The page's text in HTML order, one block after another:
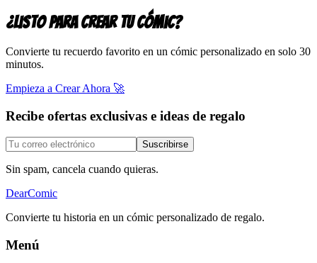
¿Listo Para Crear Tu Cómic?
Convierte tu recuerdo favorito en un cómic personalizado en solo 30
minutos.
Empieza a Crear Ahora 🚀
Recibe ofertas exclusivas e ideas de regalo
Suscribirse
Sin spam, cancela cuando quieras.
DearComic
Convierte tu historia en un cómic personalizado de regalo.
Menú